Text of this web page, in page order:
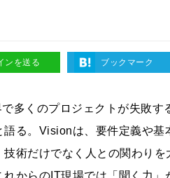
ンを送る ブックマーク
多くのプロジェクトが失敗す
る。Visionは、要件定義や基
術だけでなく⼈との関わりを
からのIT現場では「聞く⼒」